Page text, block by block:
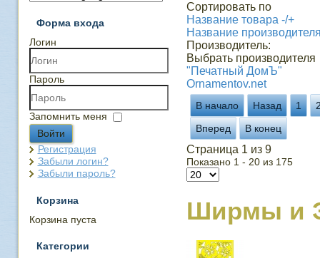
Форма входа
Логин
Пароль
Запомнить меня
Войти
Регистрация
Забыли логин?
Забыли пароль?
Корзина
Корзина пуста
Категории
Сортировать по
Название товара -/+
Название
Производитель:
Выбрать производителя
"Печатный ДомЪ"
Ornamentov.net
В начало Назад 1
Вперед
В конец
Страница 1 из 9
Показано 1 - 20 из 175
Ширмы и